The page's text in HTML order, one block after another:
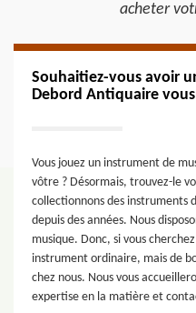
acheter
Souhaitiez-vous avoir
Debord Antiquaire
Vous jouez un instrument de
vôtre ? Désormais, trouvez-le
collectionnons des instruments
depuis des années. Nous
musique. Donc, si vous
instrument ordinaire, mais de
chez nous. Nous vous
expertise en la matière et